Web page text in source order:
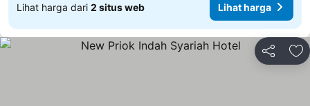
Lihat harga dari 2 situs web Lihat harga
Bagikan